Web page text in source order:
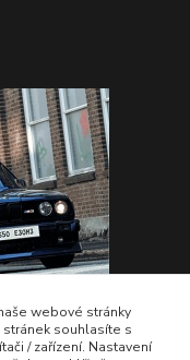
webové stránky
stránek souhlasíte s
/ zařízení. Nastavení